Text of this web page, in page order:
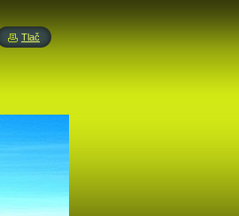
Tlač